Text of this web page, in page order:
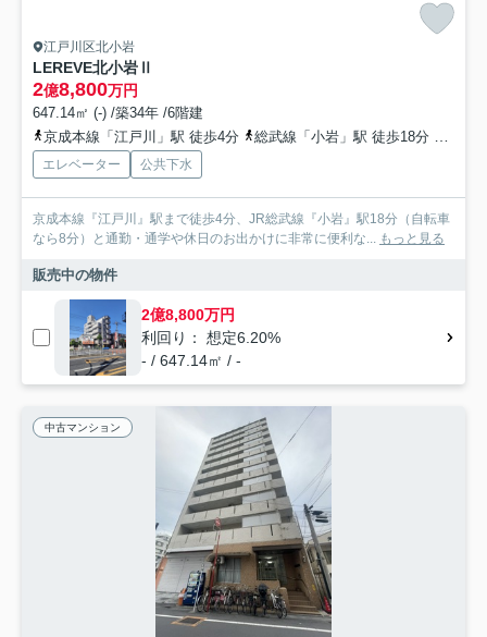
江戸川区北小岩
LEREVE北小岩Ⅱ
2億8,800万円
647.14㎡ (-) /築34年 /6階建
京成本線「江戸川」駅 徒歩4分
総武線「小岩」駅 徒歩18分 京成
エレベーター 公共下水
京成本線『江戸川』駅まで徒歩4分、JR総武線『小岩』駅18分（自転車
なら8分）と通勤・通学や休日のお出かけに非常に便利な... もっと見る
販売中の物件
2億8,800万円
利回り： 想定6.20%
- / 647.14㎡ / -
中古マンション